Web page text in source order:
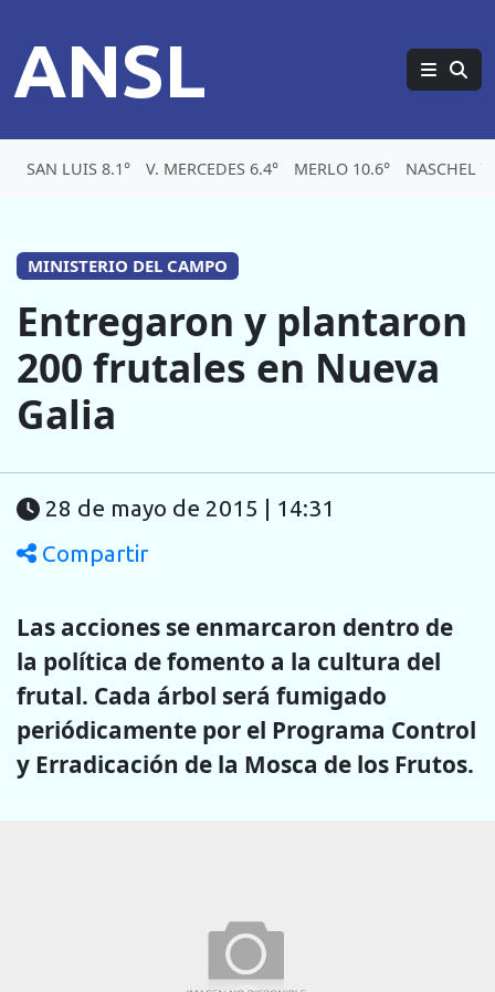
ANSL
SAN LUIS 8.1° V. MERCEDES 6.4° MERLO 10.6° NASCHEL
MINISTERIO DEL CAMPO
Entregaron y plantaron
200 frutales en Nueva
Galia
28 de mayo de 2015 | 14:31
Compartir
Las acciones se enmarcaron dentro de
la política de fomento a la cultura del
frutal. Cada árbol será fumigado
periódicamente por el Programa Control
y Erradicación de la Mosca de los Frutos.